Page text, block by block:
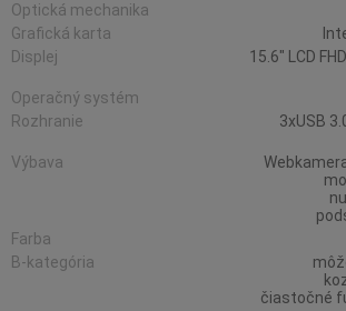
Optická mechanika
Grafická karta
Displej
15.6" LCD
Operačný systém
Rozhranie
3xUSB
Výbava
Farba
B-kategória
čiastočné